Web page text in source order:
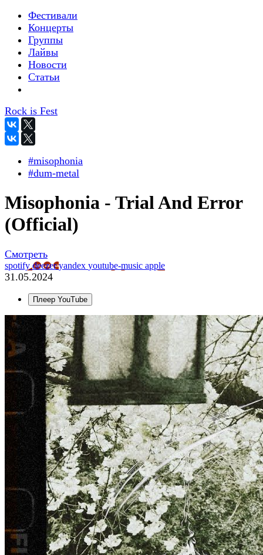
Фестивали
Концерты
Группы
Лайвы
Новости
Статьи
Rock is Fest
#misophonia
#dum-metal
Misophonia - Trial And Error
(Official)
Смотреть
spotifydeezeryandex youtube-music apple
31.05.2024
Плеер YouTube